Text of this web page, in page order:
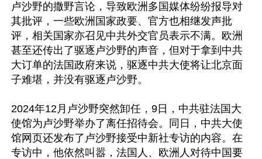
卢沙野的撒野言论，导致欧洲多国媒体纷纷报导对
其批评，一些欧洲国家政要、官方也相继发声批
评，相关国家亦召见中共外交官员表示不满。欧洲
甚至还传出了驱逐卢沙野的声音，但对于拿到中共
大订单的法国政府来说，驱逐中共大使将让北京面
子难堪，并没有驱逐卢沙野。
2024年12月卢沙野突然卸任，9日，中共驻法国大
使馆为卢沙野举办了离任招待会。同日，中共大使
馆网页还发布了卢沙野接受中新社专访的内容。在
专访中，他依然叫嚣，法国人、欧洲人对待中国要